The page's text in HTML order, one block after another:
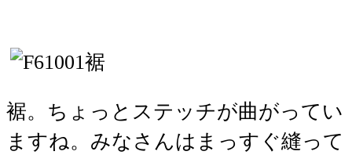
裾。ちょっとステッチが曲がってい
ますね。みなさんはまっすぐ縫って